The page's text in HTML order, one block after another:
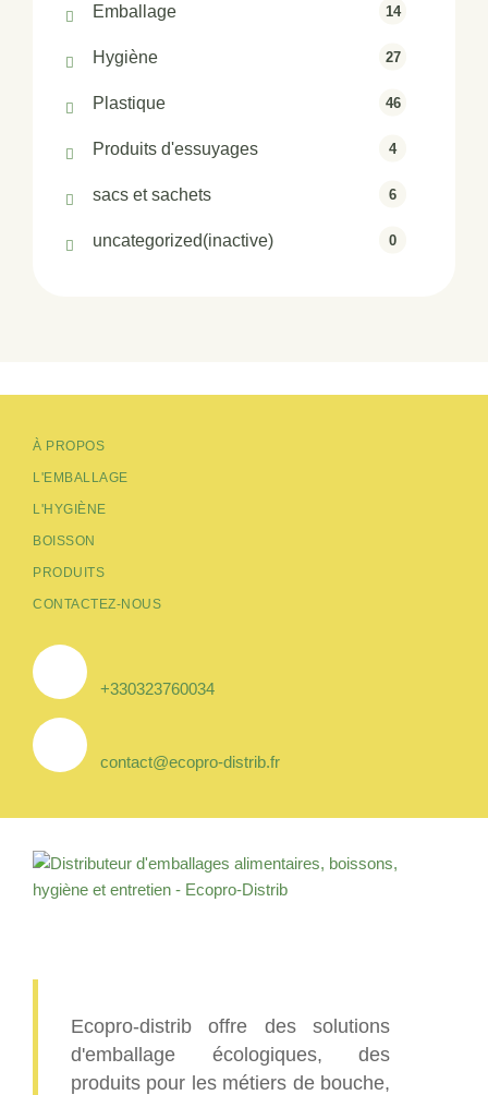
Emballage 14
Hygiène 27
Plastique 46
Produits d'essuyages 4
sacs et sachets 6
uncategorized(inactive) 0
À PROPOS
L'EMBALLAGE
L'HYGIÈNE
BOISSON
PRODUITS
CONTACTEZ-NOUS
+330323760034
contact@ecopro-distrib.fr
Ecopro-distrib offre des solutions
d'emballage écologiques, des
produits pour les métiers de bouche,